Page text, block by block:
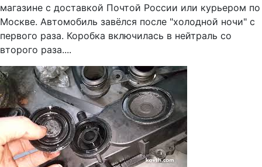
магазине с доставкой Почтой России или курьером по
Москве. Автомобиль завёлся после "холодной ночи" с
первого раза. Коробка включилась в нейтраль со
второго раза....